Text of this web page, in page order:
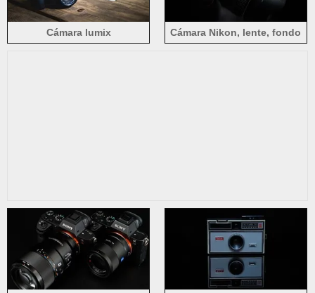
Cámara lumix
Cámara Nikon, lente, fondo